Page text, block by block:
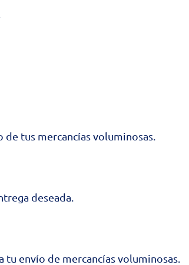
tus mercancías voluminosas.
deseada.
envío de mercancías voluminosas.